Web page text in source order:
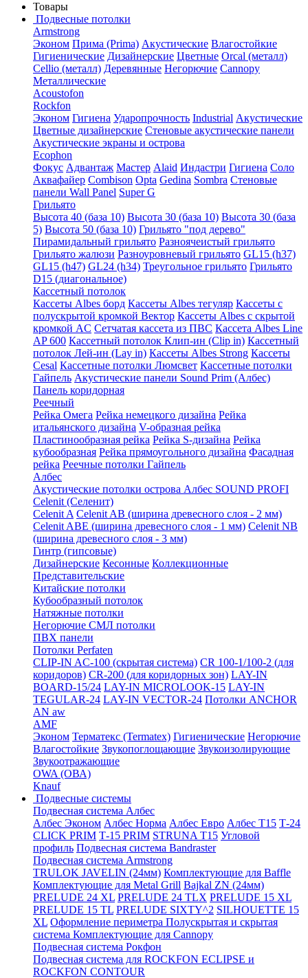
Товары
Подвесные потолки
Armstrong
Эконом Прима (Prima) Акустические Влагостойкие
Гигиенические Дизайнерские Цветные Orcal (металл)
Cellio (металл) Деревянные Негорючие Cannopy
Металлические
Acoustofon
Rockfon
Эконом Гигиена Ударопрочность Industrial Акустические
Цветные дизайнерские Стеновые акустические панели
Акустические экраны и острова
Ecophon
Фокус Адвантаж Мастер Alaid Индастри Гигиена Соло
Аквафайер Combison Opta Gedina Sombra Стеновые
панели Wall Panel Super G
Грильято
Высота 40 (база 10) Высота 30 (база 10) Высота 30 (база
5) Высота 50 (база 10) Грильято "под дерево"
Пирамидальный грильято Разноячеистый грильято
Грильято жалюзи Разноуровневый грильято GL15 (h37)
GL15 (h47) GL24 (h34) Треугольное грильято Грильято
D15 (диагональное)
Кассетный потолок
Кассеты Albes борд Кассеты Albes тегуляр Кассеты с
полускрытой кромкой Вектор Кассеты Albes с скрытой
кромкой AC Сетчатая кассета из ПВС Кассета Albes Line
AP 600 Кассетный потолок Клип-ин (Clip in) Кассетный
потолок Лей-ин (Lay in) Кассеты Albes Strong Кассеты
Cesal Кассетные потолки Люмсвет Кассетные потолки
Гайпель Акустические панели Sound Prim (Албес)
Панель коридорная
Реечный
Рейка Омега Рейка немецкого дизайна Рейка
итальянского дизайна V-образная рейка
Пластинообразная рейка Рейка S-дизайна Рейка
кубообразная Рейка прямоугольного дизайна Фасадная
рейка Реечные потолки Гайпель
Албес
Акустические потолки острова Албес SOUND PROFI
Celenit (Селенит)
Celenit A Celenit AB (ширина древесного слоя - 2 мм)
Celenit ABE (ширина древесного слоя - 1 мм) Celenit NB
(ширина древесного слоя - 3 мм)
Гинтр (гипсовые)
Дизайнерские Кесонные Коллекционные
Представительские
Китайские потолки
Кубообразный потолок
Натяжные потолки
Негорючие СМЛ потолки
ПВХ панели
Потолки Perfaten
CLIP-IN AC-100 (скрытая система) CR 100-1/100-2 (для
коридоров) CR-200 (для коридорных зон) LAY-IN
BOARD-15/24 LAY-IN MICROLOOK-15 LAY-IN
TEGULAR-24 LAY-IN VECTOR-24 Потолки ANCHOR
AN aw
AMF
Эконом Терматекс (Termatex) Гигиенические Негорючие
Влагостойкие Звукопоглощающие Звукоизолирующие
Звукоотражающие
OWA (ОВА)
Knauf
Подвесные системы
Подвесная система Албес
Албес Эконом Албес Норма Албес Евро Албес T15 Т-24
CLICK PRIM Т-15 PRIM STRUNA Т15 Угловой
профиль Подвесная система Bandraster
Подвесная система Armstrong
TRULOK JAVELIN (24мм) Комплектующие для Baffle
Комплектующие для Metal Grill Bajkal ZN (24мм)
PRELUDE 24 XL PRELUDE 24 TLX PRELUDE 15 XL
PRELUDE 15 TL PRELUDE SIXTY^2 SILHOUETTE 15
XL Оформление периметра Полускрытая и скрытая
система Комплектующие для Cannopy
Подвесная система Рокфон
Подвесная система для ROCKFON ECLIPSE и
ROCKFON CONTOUR